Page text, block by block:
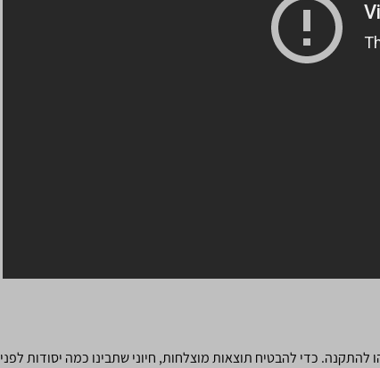
כדי להבטיח תוצאות מוצלחות, חיוני שתבינו כמה יסודות לפני